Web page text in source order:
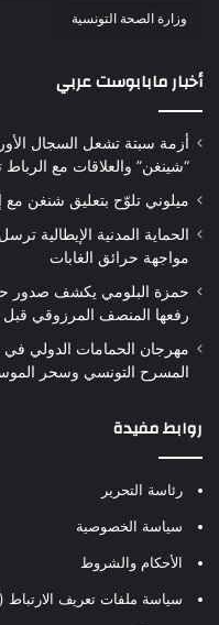
وزارة الصحة التونسية
أخبار مابابوست عربي
أزمة سبتة تشعل السجال
“شينغن” والعلاقات مع الرباط
ميلوني تلوّح بتعليق شنغن مع
الحماية المدنية الإيطالية
مواجهة حرائق الغابات
حمزة البلومي يكشف صدور
رفعها المنصف المرزوقي قبل 12 عاما
المسرح التونسي وسحر
روابط مفيدة
رئاسة التحرير
سياسة الخصوصية
الأحكام والشروط
سياسة ملفات تعريف الارتباط